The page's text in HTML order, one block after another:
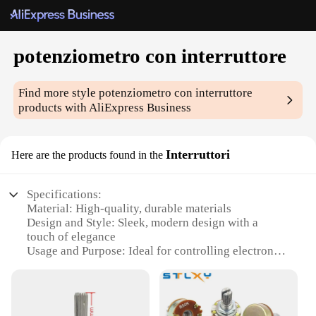
potenziometro con interruttore
Find more stylepotenziometro con interruttore
products with AliExpress Business
Here are the products found in the Interruttori
Specifications:
Material: High-quality, durable materials
Design and Style: Sleek, modern design with a
touch of elegance
Usage and Purpose: Ideal for controlling electronic
Performance and Property: Robust, reliable
performance with a long lifespan
Parts and Accessories: Comes with all necessary